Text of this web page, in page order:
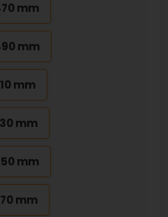
mm
mm
mm
mm
mm
mm